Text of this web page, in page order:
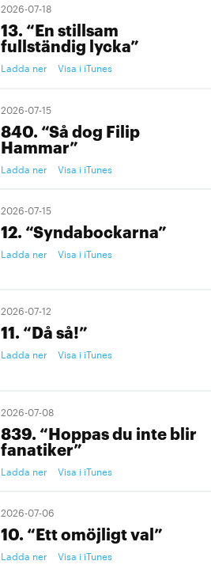
2026-07-18
13. “En stillsam
fullständig lycka”
Ladda ner Visa i iTunes
2026-07-15
840. “Så dog Filip
Hammar”
Ladda ner Visa i iTunes
2026-07-15
12. “Syndabockarna”
Ladda ner Visa i iTunes
2026-07-12
11. “Då så!”
Ladda ner Visa i iTunes
2026-07-08
839. “Hoppas du inte blir
fanatiker”
Ladda ner Visa i iTunes
2026-07-06
10. “Ett omöjligt val”
Ladda ner Visa i iTunes